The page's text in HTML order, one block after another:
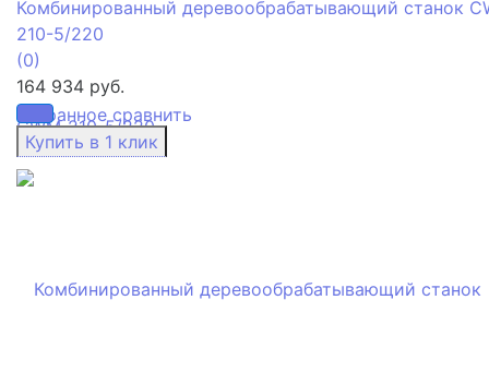
избранное сравнить
Комбинированный деревообрабатывающий станок
210-5/220
(0)
164 934 руб.